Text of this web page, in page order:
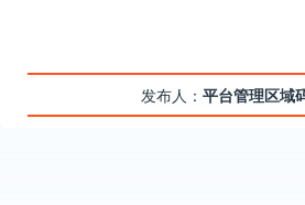
发布人： 平台管理区域